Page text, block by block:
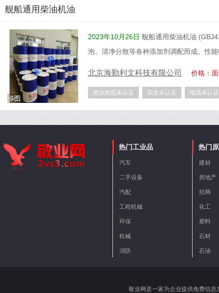
舰船通用柴油机油
2023年10月26日 舰船通用柴油机油
泡、清净分散等各种添加剂调配而成。性
北京海勤利文科技有限公司 价格：
营业执照未认证 实名未认证 电话未认证
热门工业品
汽车
二手设备
汽配
工程机械
环保
机械
消防
热门
建材
房地产
丝网
化工
塑料
石材
石油
敬业网是一家为企业提供免费信